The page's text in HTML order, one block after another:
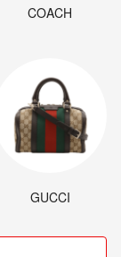
COACH
GUCCI